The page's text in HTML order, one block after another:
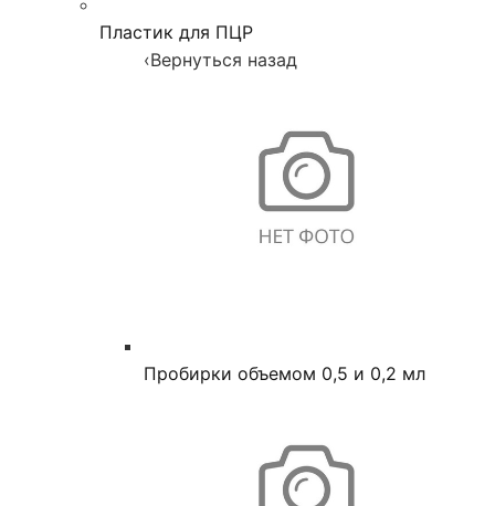
Пластик для ПЦР
‹Вернуться назад
Пробирки объемом 0,5 и 0,2 мл